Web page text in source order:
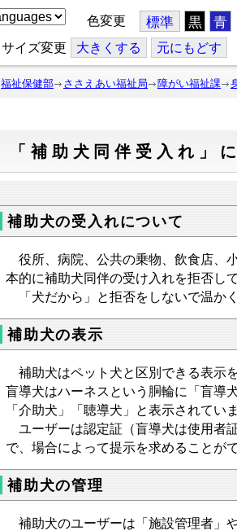
色変更 標準 黒 青
サイズ変更 大きくする 元にもどす
福祉保健部 ささえあい福祉局 障がい福祉課
「補助犬同伴受入れ」
補助犬の受入れについて
役所、病院、公共の乗物、飲食店、
本的に補助犬同伴の受け入れを拒否し
「犬だから」と拒否をしないで温か
補助犬の表示
補助犬はペット犬と区別できる表示
盲導犬はハーネスという胴輪に「盲導
「介助犬」「聴導犬」と表示されていま
ユーザーは認定証（盲導犬は使用者
で、場合によって提示を求めることが
補助犬の管理
補助犬のユーザーは「施設管理者」